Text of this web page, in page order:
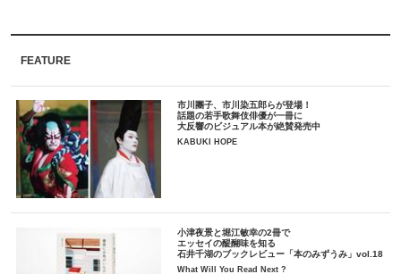
FEATURE
市川團子、市川染五郎らが登場！
話題の若手歌舞伎俳優が一冊に
大反響のビジュアル本が絶賛発売中
KABUKI HOPE
小津夜景と堀江敏幸の2冊で
エッセイの醍醐味を知る
石井千湖のブックレビュー「本のみずうみ」vol.18
What Will You Read Next ?